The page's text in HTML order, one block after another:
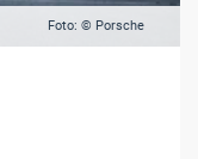
Foto: © Porsche